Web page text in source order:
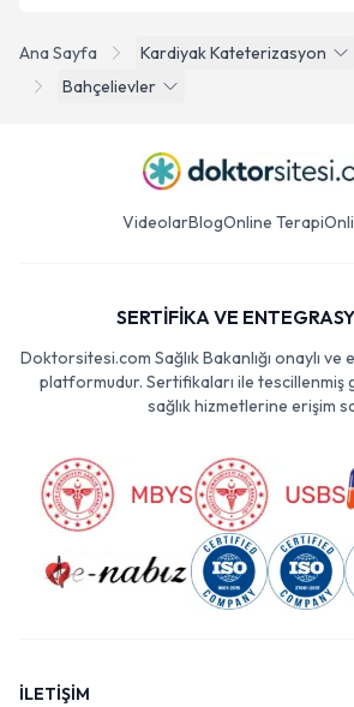
Ana Sayfa Kardiyak Kateterizasyon
Bahçelievler
VideolarBlogOnline Terapi
SERTİFİKA VE
Doktorsitesi.com Sağlık Bakanlığı onaylı ve
platformudur. Sertifikaları ile tescillenmiş
sağlık hizmetlerine erişim
İLETİŞİM